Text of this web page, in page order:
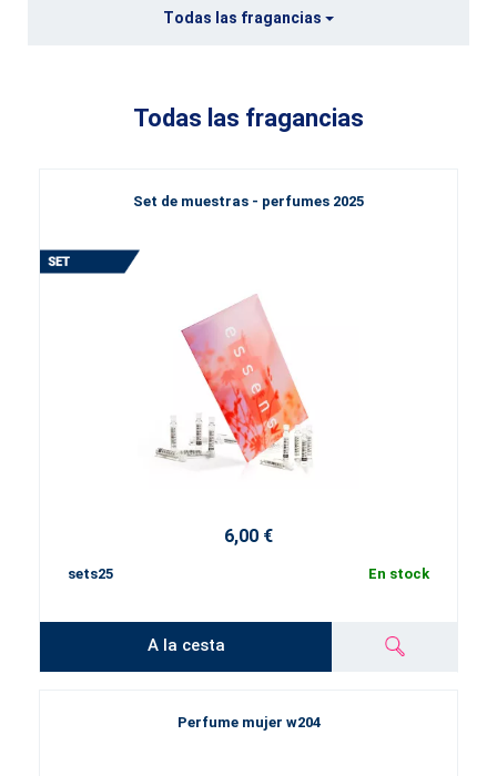
Todas las fragancias
Todas las fragancias
Set de muestras - perfumes 2025
6,00 €
sets25 En stock
A la cesta
Perfume mujer w204